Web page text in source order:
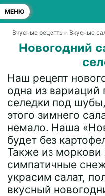
МЕНЮ
Вкусные рецепты» Вкусные
Новогодний
Наш рецепт
одна из вариаций
селедки под
этого зимнего
немало. Наша
будет без
Также из
симпатичные
украсим салат,
вкусный